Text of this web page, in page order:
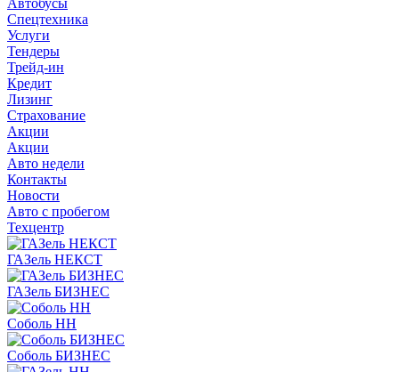
Автобусы
Спецтехника
Услуги
Тендеры
Трейд-ин
Кредит
Лизинг
Страхование
Акции
Акции
Авто недели
Контакты
Новости
Авто с пробегом
Техцентр
ГАЗель НЕКСТ
ГАЗель БИЗНЕС
Соболь НН
Соболь БИЗНЕС